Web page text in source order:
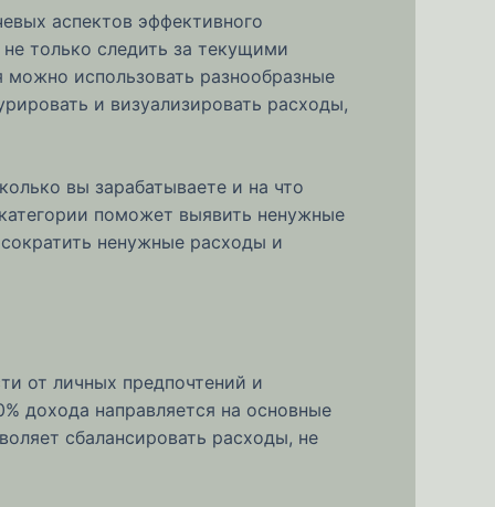
аспектов эффективного
только следить за текущими
использовать разнообразные
и визуализировать расходы,
вы зарабатываете и на что
поможет выявить ненужные
ненужные расходы и
от личных предпочтений и
дохода направляется на основные
сбалансировать расходы, не